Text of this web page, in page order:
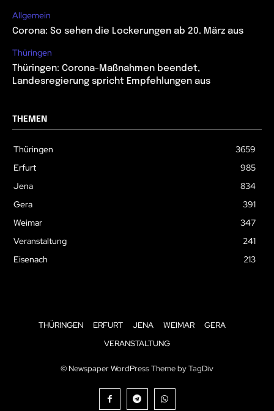
Allgemein
Corona: So sehen die Lockerungen ab 20. März aus
Thüringen
Thüringen: Corona-Maßnahmen beendet,
Landesregierung spricht Empfehlungen aus
THEMEN
Thüringen
3659
Erfurt
985
Jena
834
Gera
391
Weimar
347
Veranstaltung
241
Eisenach
213
THÜRINGEN ERFURT JENA WEIMAR
GERA
VERANSTALTUNG
© Newspaper WordPress Theme by TagDiv